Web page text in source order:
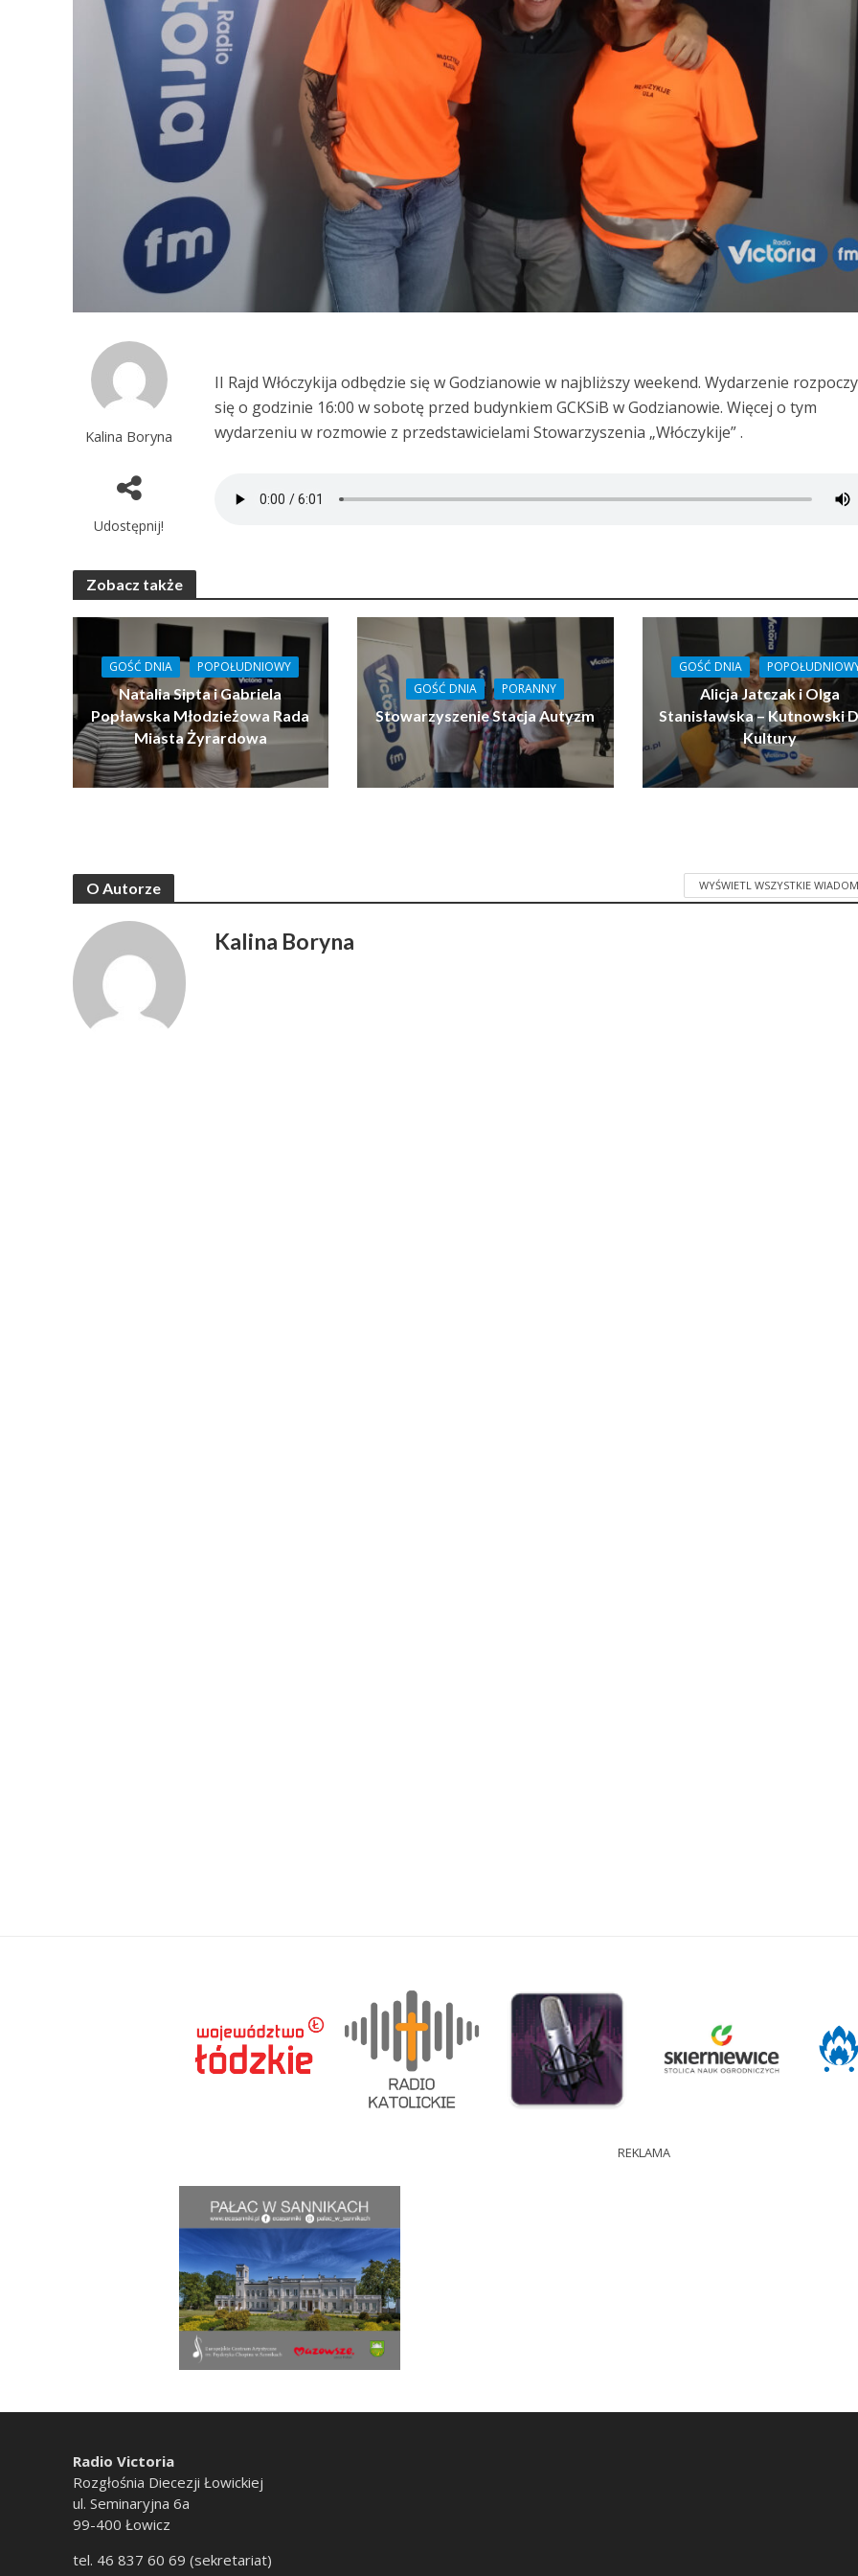
Kalina Boryna
Udostępnij!
II Rajd Włóczykija odbędzie się w Godzianowie w najbliższy weekend. Wydarzenie
się o godzinie 16:00 w sobotę przed budynkiem GCKSiB w Godzianowie. Więcej o tym
wydarzeniu w rozmowie z przedstawicielami Stowarzyszenia „Włóczykije” .
Zobacz także
GOŚĆ DNIA POPOŁUDNIOWY
Natalia Sipta i Gabriela
Popławska Młodzieżowa Rada
Miasta Żyrardowa
GOŚĆ DNIA PORANNY
Stowarzyszenie Stacja Autyzm
GOŚĆ DNIA
Alicja Jatczak i Olga
Stanisławska – Kutnowski
Kultury
O Autorze WYŚWIETL WSZYSTKIE
Kalina Boryna
REKLAMA
Radio Victoria
Rozgłośnia Diecezji Łowickiej
ul. Seminaryjna 6a
99-400 Łowicz
tel. 46 837 60 69 (sekretariat)